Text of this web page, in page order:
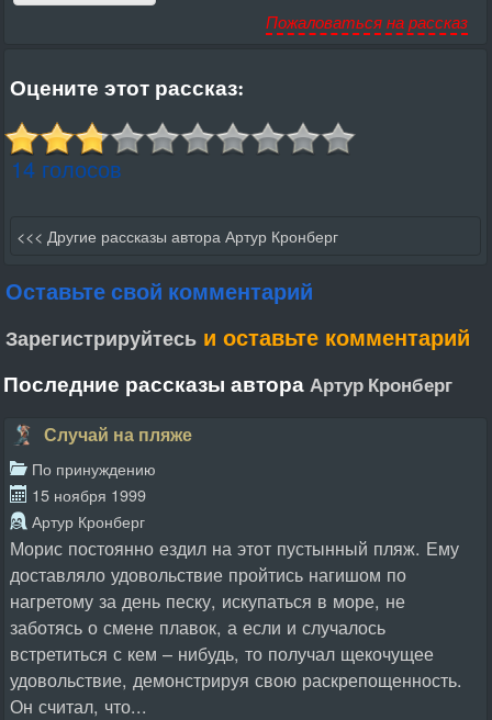
Пожаловаться на рассказ
Оцените этот рассказ:
14 голосов
<<< Другие рассказы автора Артур Кронберг
Оставьте свой комментарий
Зарегистрируйтесь и оставьте комментарий
Последние рассказы автора Артур Кронберг
Случай на пляже
По принуждению
15 ноября 1999
Артур Кронберг
Морис постоянно ездил на этот пустынный пляж. Ему
доставляло удовольствие пройтись нагишом по
нагретому за день песку, искупаться в море, не
заботясь о смене плавок, а если и случалось
встретиться с кем – нибудь, то получал щекочущее
удовольствие, демонстрируя свою раскрепощенность.
Он считал, что...